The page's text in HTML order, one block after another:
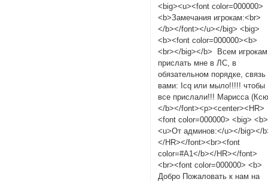
<big><u><font color=000000>
<b>Замечания игрокам:<br>
</b></font></u></big> <big>
<b><font color=000000><b>
<br></big></b> Всем игрокам
прислать мне в ЛС, в
обязательном порядке, связь
вами: Icq или мыло!!!!! чтобы
все прислали!!! Марисса
</b></font><p><center><HR>
<font color=000000> <big> <b>
<u>От админов:</u></big></
</HR></font><br><font
color=#A1</b></HR></font>
<br><font color=000000> <b>
Добро Пожаловать к нам на